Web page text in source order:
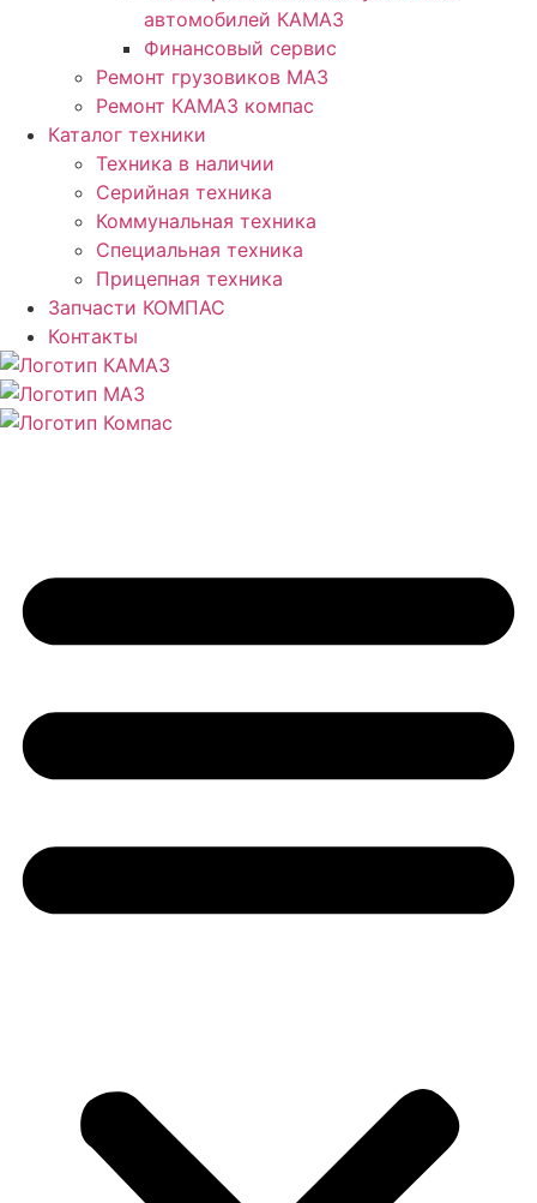
автомобилей КАМАЗ
Финансовый сервис
Ремонт грузовиков МАЗ
Ремонт КАМАЗ компас
Каталог техники
Техника в наличии
Серийная техника
Коммунальная техника
Специальная техника
Прицепная техника
Запчасти КОМПАС
Контакты